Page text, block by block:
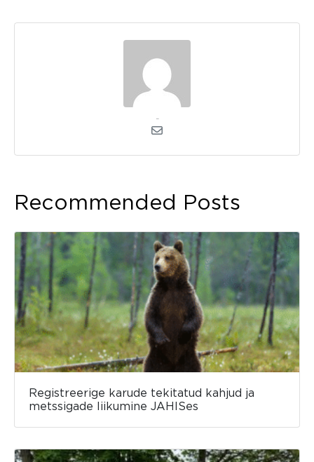
Recommended Posts
Registreerige karude tekitatud kahjud ja
metssigade liikumine JAHISes